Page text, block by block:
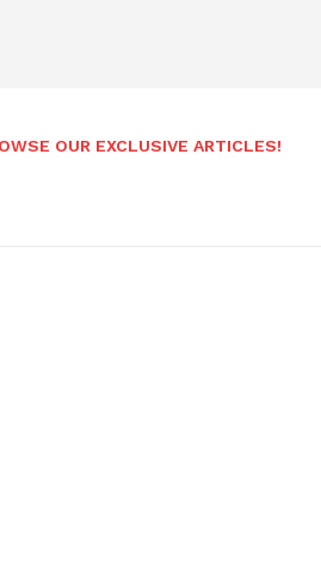
OUR EXCLUSIVE ARTICLES!